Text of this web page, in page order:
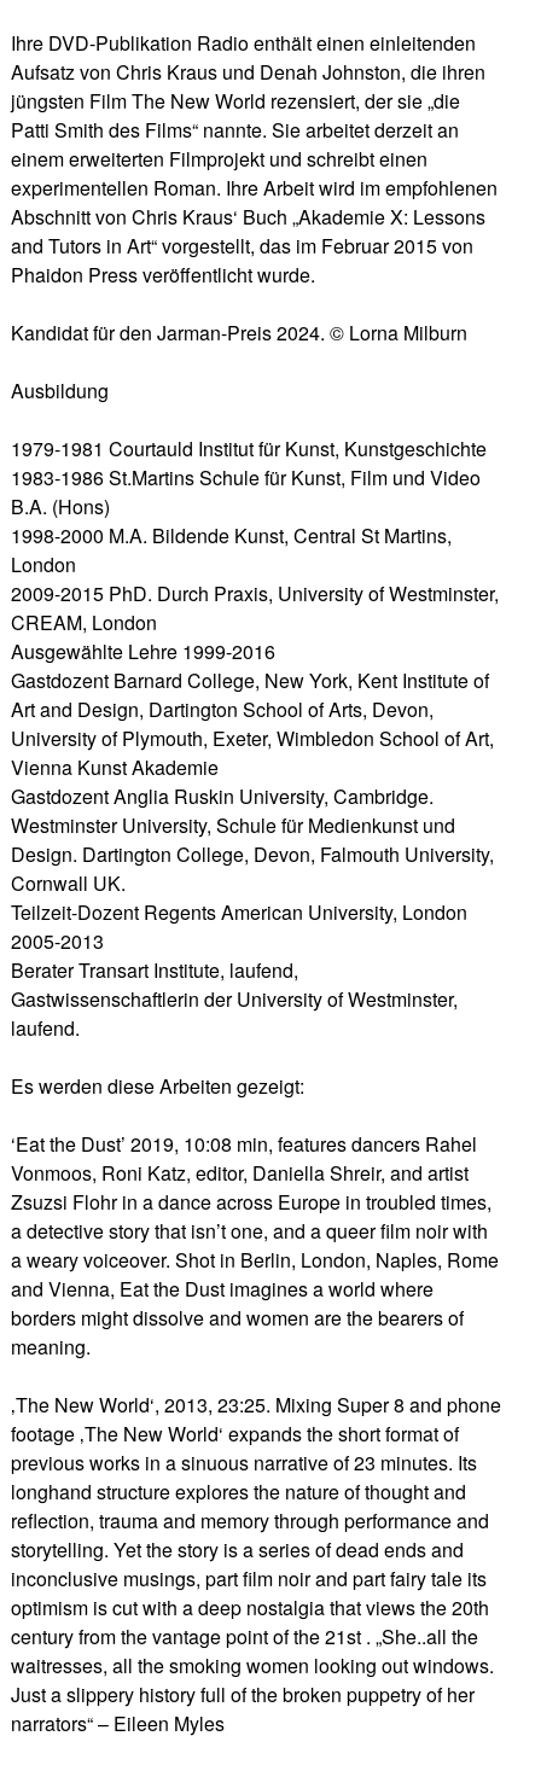
Ihre DVD-Publikation Radio enthält einen einleitenden
Aufsatz von Chris Kraus und Denah Johnston, die ihren
jüngsten Film The New World rezensiert, der sie „die
Patti Smith des Films“ nannte. Sie arbeitet derzeit an
einem erweiterten Filmprojekt und schreibt einen
experimentellen Roman. Ihre Arbeit wird im empfohlenen
Abschnitt von Chris Kraus‘ Buch „Akademie X: Lessons
and Tutors in Art“ vorgestellt, das im Februar 2015 von
Phaidon Press veröffentlicht wurde.
Kandidat für den Jarman-Preis 2024. © Lorna Milburn
Ausbildung
1979-1981 Courtauld Institut für Kunst, Kunstgeschichte
1983-1986 St.Martins Schule für Kunst, Film und Video
B.A. (Hons)
1998-2000 M.A. Bildende Kunst, Central St Martins,
London
2009-2015 PhD. Durch Praxis, University of Westminster,
CREAM, London
Ausgewählte Lehre 1999-2016
Gastdozent Barnard College, New York, Kent Institute of
Art and Design, Dartington School of Arts, Devon,
University of Plymouth, Exeter, Wimbledon School of Art,
Vienna Kunst Akademie
Gastdozent Anglia Ruskin University, Cambridge.
Westminster University, Schule für Medienkunst und
Design. Dartington College, Devon, Falmouth University,
Cornwall UK.
Teilzeit-Dozent Regents American University, London
2005-2013
Berater Transart Institute, laufend,
Gastwissenschaftlerin der University of Westminster,
laufend.
Es werden diese Arbeiten gezeigt:
‘Eat the Dust’ 2019, 10:08 min, features dancers Rahel
Vonmoos, Roni Katz, editor, Daniella Shreir, and artist
Zsuzsi Flohr in a dance across Europe in troubled times,
a detective story that isn’t one, and a queer film noir with
a weary voiceover. Shot in Berlin, London, Naples, Rome
and Vienna, Eat the Dust imagines a world where
borders might dissolve and women are the bearers of
meaning.
‚The New World‘, 2013, 23:25. Mixing Super 8 and phone
footage ‚The New World‘ expands the short format of
previous works in a sinuous narrative of 23 minutes. Its
longhand structure explores the nature of thought and
reflection, trauma and memory through performance and
storytelling. Yet the story is a series of dead ends and
inconclusive musings, part film noir and part fairy tale its
optimism is cut with a deep nostalgia that views the 20th
century from the vantage point of the 21st . „She..all the
waitresses, all the smoking women looking out windows.
Just a slippery history full of the broken puppetry of her
narrators“ – Eileen Myles